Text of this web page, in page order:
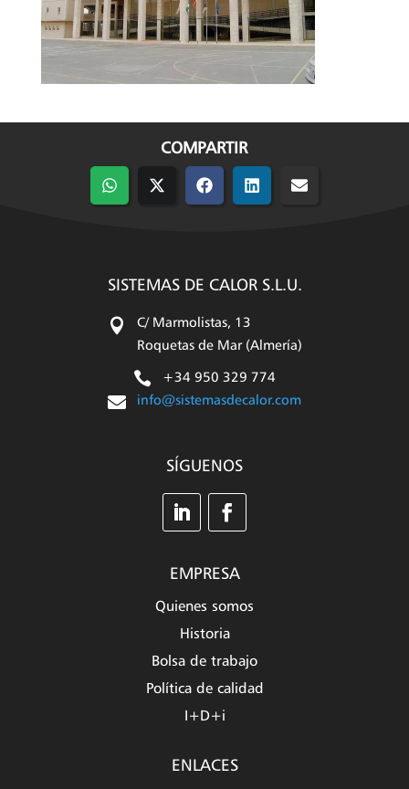
COMPARTIR
Compartir
en
CompartirCompartir
en
Compartir
en
Compartir
SISTEMAS DE CALOR S.L.U.

C/ Marmolistas, 13
Roquetas de Mar (Almería)
 +34 950 329 774
 info@sistemasdecalor.com
SÍGUENOS
EMPRESA
Quienes somos
Historia
Bolsa de trabajo
Política de calidad
I+D+i
ENLACES